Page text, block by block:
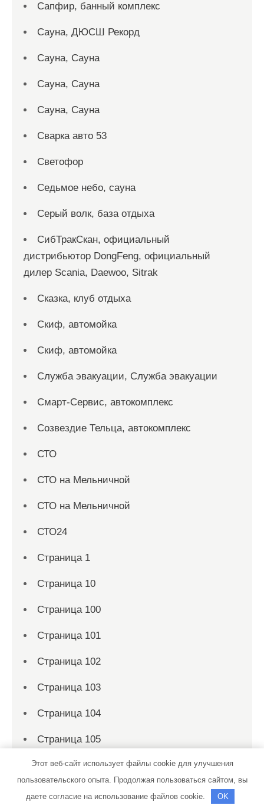
Сапфир, банный комплекс
Сауна, ДЮСШ Рекорд
Сауна, Сауна
Сауна, Сауна
Сауна, Сауна
Сварка авто 53
Светофор
Седьмое небо, сауна
Серый волк, база отдыха
СибТракСкан, официальный
дистрибьютор DongFeng, официальный
дилер Scania, Daewoo, Sitrak
Сказка, клуб отдыха
Скиф, автомойка
Скиф, автомойка
Служба эвакуации, Служба эвакуации
Смарт-Сервис, автокомплекс
Созвездие Тельца, автокомплекс
СТО
СТО на Мельничной
СТО на Мельничной
СТО24
Страница 1
Страница 10
Страница 100
Страница 101
Страница 102
Страница 103
Страница 104
Страница 105
Страница 106
Этот веб-сайт использует файлы cookie для улучшения
пользовательского опыта. Продолжая пользоваться сайтом, вы
даете согласие на использование файлов cookie.
OK